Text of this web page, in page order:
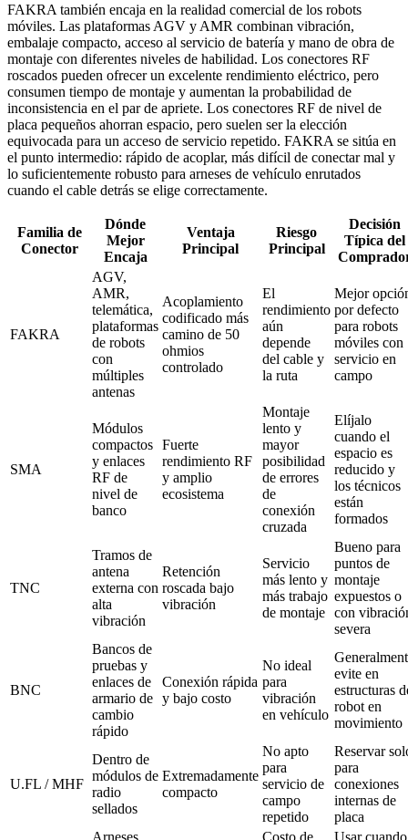
FAKRA también encaja en la realidad comercial de los robots
móviles. Las plataformas AGV y AMR combinan vibración,
embalaje compacto, acceso al servicio de batería y mano de obra de
montaje con diferentes niveles de habilidad. Los conectores RF
roscados pueden ofrecer un excelente rendimiento eléctrico, pero
consumen tiempo de montaje y aumentan la probabilidad de
inconsistencia en el par de apriete. Los conectores RF de nivel de
placa pequeños ahorran espacio, pero suelen ser la elección
equivocada para un acceso de servicio repetido. FAKRA se sitúa en
el punto intermedio: rápido de acoplar, más difícil de conectar mal y
lo suficientemente robusto para arneses de vehículo enrutados
cuando el cable detrás se elige correctamente.
Familia de
Conector
Dónde
Mejor
Encaja
Ventaja
Principal
Riesgo
Principal
Decisión
Típica del
FAKRA
AGV,
AMR,
telemática,
plataformas
de robots
con
múltiples
antenas
Acoplamiento
codificado más
camino de 50
ohmios
controlado
El
rendimiento
aún
depende
del cable y
la ruta
Mejor
por defecto
para robots
móviles con
servicio en
campo
SMA
Módulos
compactos
y enlaces
RF de
nivel de
banco
Fuerte
rendimiento RF
y amplio
ecosistema
Montaje
lento y
mayor
posibilidad
de errores
de
conexión
cruzada
Elíjalo
cuando el
espacio es
reducido y
los técnicos
están
formados
TNC
Tramos de
antena
externa con
alta
vibración
Retención
roscada bajo
vibración
Servicio
más lento y
más trabajo
de montaje
Bueno para
puntos de
montaje
expuestos o
con
severa
BNC
Bancos de
pruebas y
enlaces de
armario de
cambio
rápido
Conexión rápida
y bajo costo
No ideal
para
vibración
en vehículo
evite en
estructuras
robot en
movimiento
U.FL / MHF
Dentro de
módulos de
radio
sellados
Extremadamente
compacto
No apto
para
servicio de
campo
repetido
Reservar
para
conexiones
internas de
placa
Arneses
Costo de
Usar cuando